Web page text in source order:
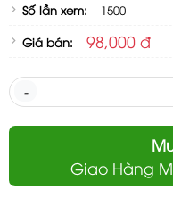
Số lần xem:
1500
Giá bán:
98,000 đ
-
Giao Hàng